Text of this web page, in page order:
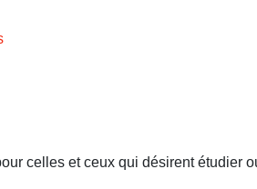
celles et ceux qui désirent étudier